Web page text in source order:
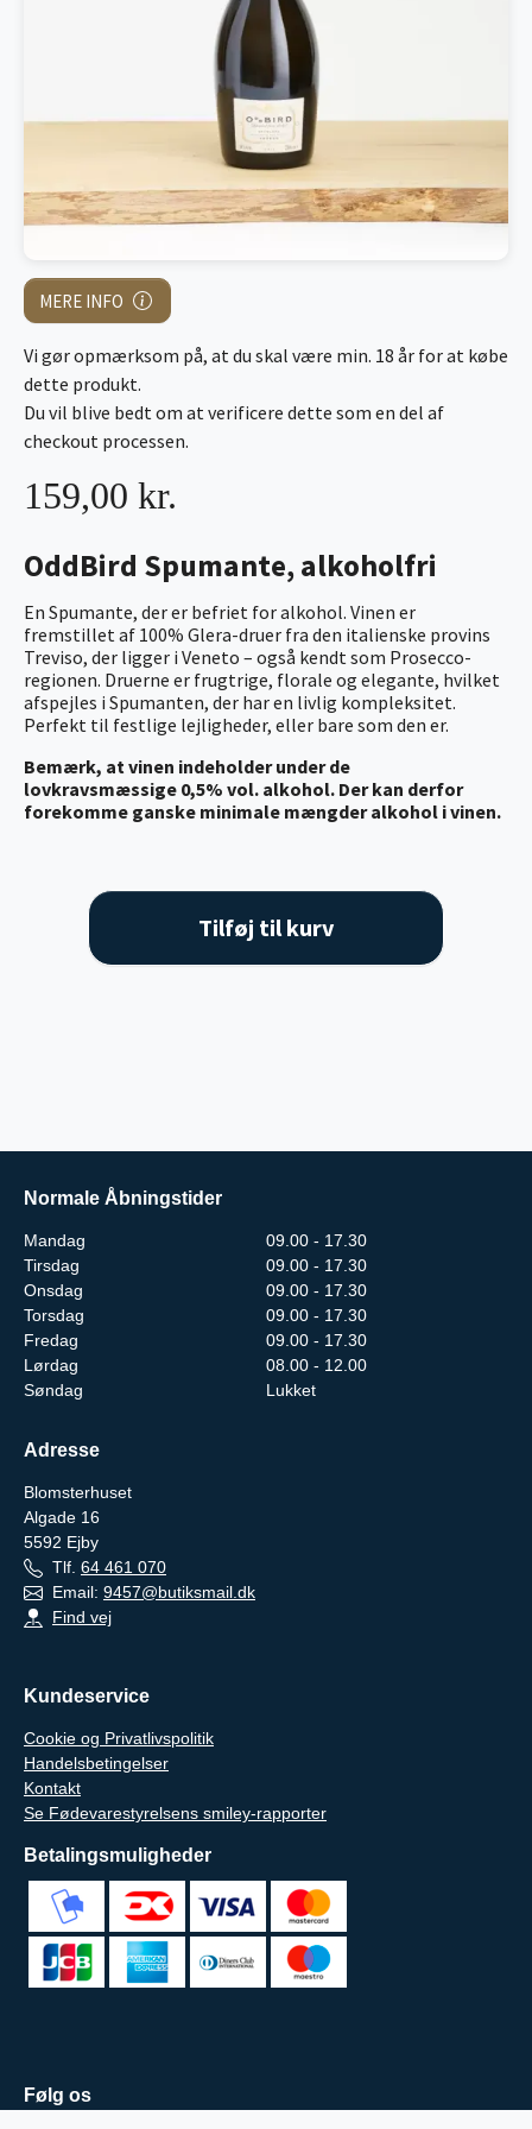
MERE INFO
OddBird Spumante, alkoholfri
En Spumante, der er befriet for alkohol. Vinen er
fremstillet af 100% Glera-druer fra den italienske provins
Treviso, der ligger i Veneto – også kendt som Prosecco-
regionen. Druerne er frugtrige, florale og elegante, hvilket
afspejles i Spumanten, der har en livlig kompleksitet.
Perfekt til festlige lejligheder, eller bare som den er.
Bemærk, at vinen indeholder under de
lovkravsmæssige 0,5% vol. alkohol. Der kan derfor
forekomme ganske minimale mængder alkohol i vinen.
159,00 kr.
Vi gør opmærksom på, at du skal være min. 18 år for at købe
dette produkt.
Du vil blive bedt om at verificere dette som en del af
checkout processen.
Tilføj til kurv
Normale Åbningstider
Mandag
09.00 - 17.30
Tirsdag
09.00 - 17.30
Onsdag
09.00 - 17.30
Torsdag
09.00 - 17.30
Fredag
09.00 - 17.30
Lørdag
08.00 - 12.00
Søndag
Lukket
Adresse
Blomsterhuset
Algade 16
5592 Ejby
Tlf. 64 461 070
Email: 9457@butiksmail.dk
Find vej
Kundeservice
Cookie og Privatlivspolitik
Handelsbetingelser
Kontakt
Se Fødevarestyrelsens smiley-rapporter
Betalingsmuligheder
Følg os